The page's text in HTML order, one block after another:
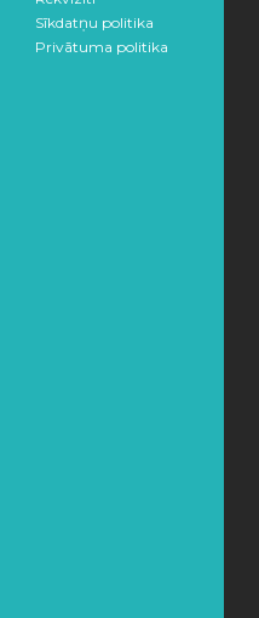
Sīkdatņu politika
Privātuma politika